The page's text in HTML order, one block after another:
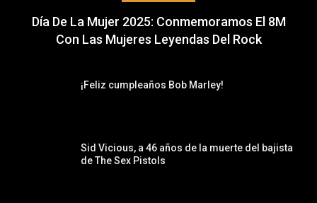
Día De La Mujer 2025: Conmemoramos El 8M
Con Las Mujeres Leyendas Del Rock
¡Feliz cumpleaños Bob Marley!
Sid Vicious, a 46 años de la muerte del bajista
de The Sex Pistols